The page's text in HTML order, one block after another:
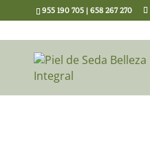
955 190 705 | 658 267 270